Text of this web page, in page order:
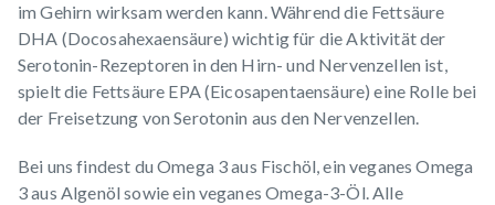
im Gehirn wirksam werden kann. Während die Fettsäure
DHA (Docosahexaensäure) wichtig für die Aktivität der
Serotonin-Rezeptoren in den Hirn- und Nervenzellen ist,
spielt die Fettsäure EPA (Eicosapentaensäure) eine Rolle bei
der Freisetzung von Serotonin aus den Nervenzellen.
Bei uns findest du Omega 3 aus Fischöl, ein veganes Omega
3 aus Algenöl sowie ein veganesOmega-3-Öl. Alle